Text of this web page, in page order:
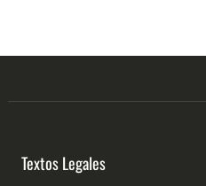
Textos Legales